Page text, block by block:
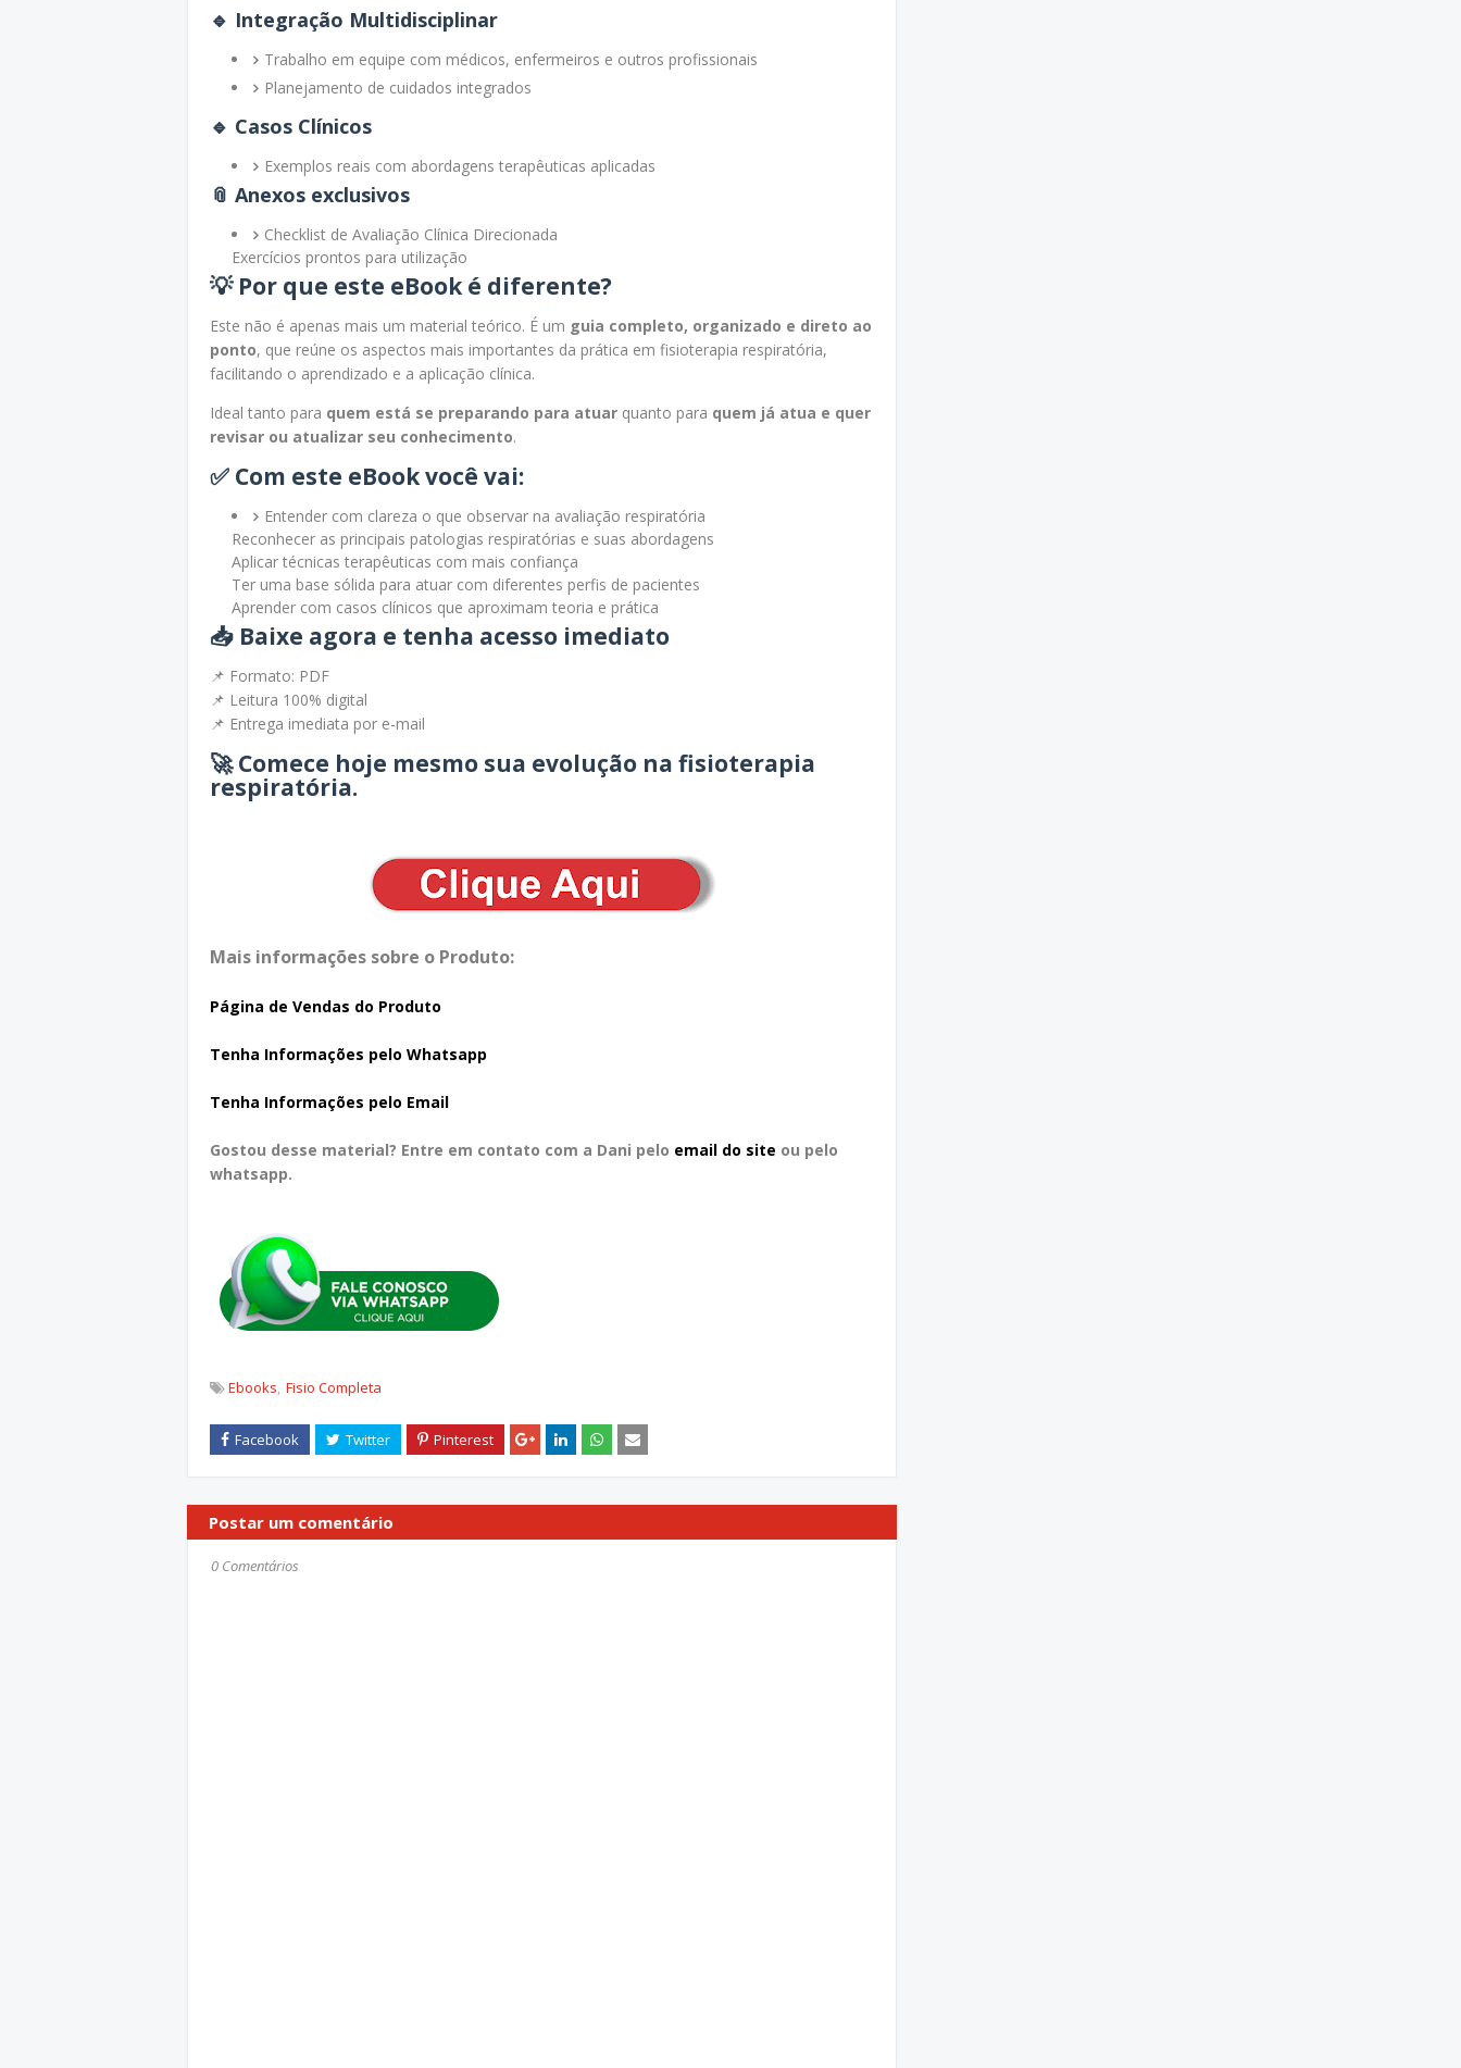
🔹 Integração Multidisciplinar
Trabalho em equipe com médicos, enfermeiros e outros profissionais
Planejamento de cuidados integrados
🔹 Casos Clínicos
Exemplos reais com abordagens terapêuticas aplicadas
📎 Anexos exclusivos
Checklist de Avaliação Clínica Direcionada
Exercícios prontos para utilização
💡 Por que este eBook é diferente?
Este não é apenas mais um material teórico. É um guia completo, organizado e direto ao
ponto, que reúne os aspectos mais importantes da prática em fisioterapia respiratória,
facilitando o aprendizado e a aplicação clínica.
Ideal tanto para quem está se preparando para atuar quanto para quem já atua e quer
revisar ou atualizar seu conhecimento.
✅ Com este eBook você vai:
Entender com clareza o que observar na avaliação respiratória
Reconhecer as principais patologias respiratórias e suas abordagens
Aplicar técnicas terapêuticas com mais confiança
Ter uma base sólida para atuar com diferentes perfis de pacientes
Aprender com casos clínicos que aproximam teoria e prática
📥 Baixe agora e tenha acesso imediato
📌 Formato: PDF
📌 Leitura 100% digital
📌 Entrega imediata por e-mail
🚀 Comece hoje mesmo sua evolução na fisioterapia
respiratória.
Mais informações sobre o Produto:
Página de Vendas do Produto
Tenha Informações pelo Whatsapp
Tenha Informações pelo Email
Gostou desse material? Entre em contato com a Dani pelo email do site ou pelo
whatsapp.
Ebooks Fisio Completa
Postar um comentário
0 Comentários